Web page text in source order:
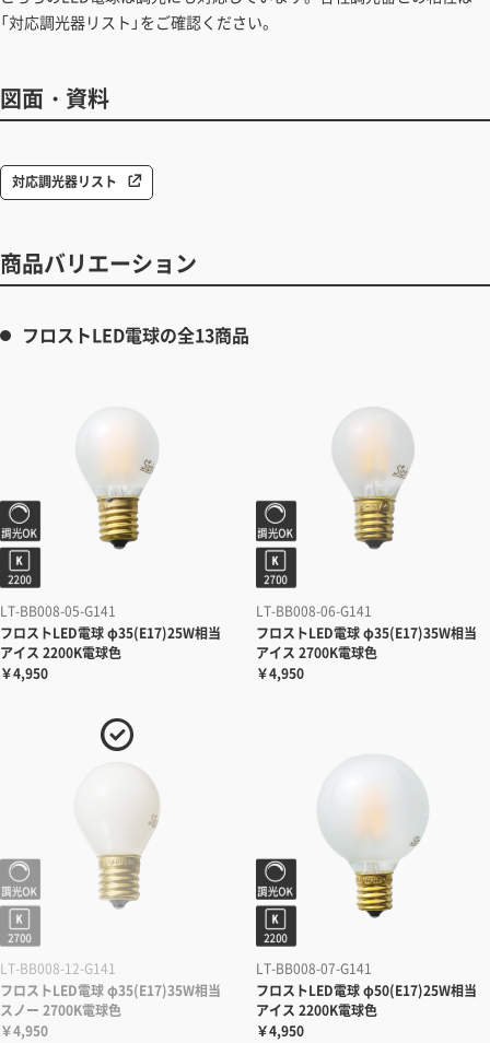
「対応調光器リスト」をご確認ください。
図面・資料
対応調光器リスト
商品バリエーション
フロストLED電球の全13商品
LT-BB008-05-G141
フロストLED電球 φ35(E17)25W相当
アイス 2200K電球色
￥4,950
LT-BB008-06-G141
フロストLED電球 φ35(E17)35W相当
アイス 2700K電球色
￥4,950
LT-BB008-12-G141
フロストLED電球 φ35(E17)35W相当
スノー 2700K電球色
￥4,950
LT-BB008-07-G141
フロストLED電球 φ50(E17)25W相当
アイス 2200K電球色
￥4,950